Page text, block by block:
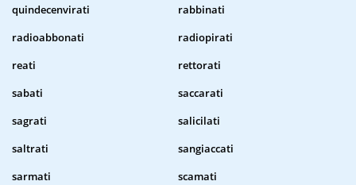
quindecenvirati
rabbinati
radioabbonati
radiopirati
reati
rettorati
sabati
saccarati
sagrati
salicilati
saltrati
sangiaccati
sarmati
scamati